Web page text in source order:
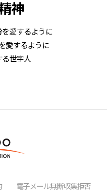
神
愛するように
愛するように
る世宇人
電子メール無断収集拒否